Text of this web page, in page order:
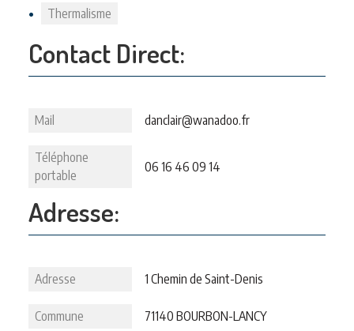
Thermalisme
Contact Direct:
Mail danclair@wanadoo.fr
Téléphone
portable
06 16 46 09 14
Adresse:
Adresse 1 Chemin de Saint-Denis
Commune 71140 BOURBON-LANCY